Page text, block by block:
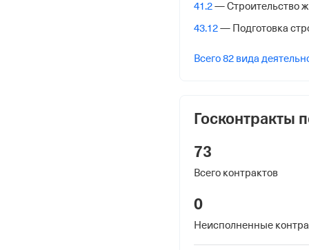
№ 26 по Ростовской
344019, Ростов-На-
1012234843
31 марта 2011
Наименование
41.2— Строительство
43.12— Подготовка
Всего 82 вида
Госконтракты
73
Всего контрактов
0
Неисполненные